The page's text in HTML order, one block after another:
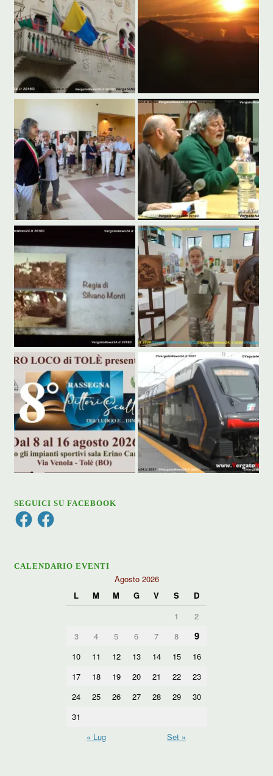
SEGUICI SU FACEBOOK
FacebookFacebook
CALENDARIO EVENTI
Agosto 2026
L
M M G V S
D
1
2
3
4 5 6 7 8 9
10 11 12 13 14 15
16
17
18 19 20 21 22
23
24
25 26 27 28 29
30
31
« Lug
Set »